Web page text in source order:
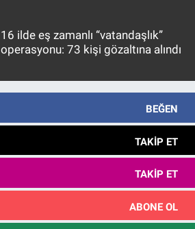
16 ilde eş zamanlı “vatandaşlık”
operasyonu: 73 kişi gözaltına alındı
BEĞEN
TAKIP ET
TAKIP ET
ABONE OL